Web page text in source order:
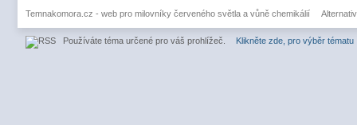
Temnakomora.cz - web pro milovníky červeného světla a vůně chemikálií
Používáte téma určené pro váš prohlížeč. Klikněte zde, pro výběr tématu